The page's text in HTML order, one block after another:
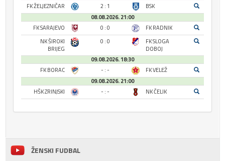
FK ŽELJEZNIČAR
2 : 1
BSK
08.08.2026. 21:00
FK SARAJEVO
0 : 0
FK RADNIK
NK ŠIROKI
BRIJEG
0 : 0
FK SLOGA
DOBOJ
09.08.2026. 18:30
FK BORAC
- : -
FK VELEŽ
09.08.2026. 21:00
HŠK ZRINJSKI
- : - NK ČELIK
ŽENSKI FUDBAL